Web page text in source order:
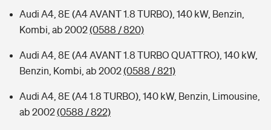
Audi A4, 8E (A4 AVANT 1.8 TURBO), 140 kW, Benzin,
Kombi, ab 2002(0588 / 820)
Audi A4, 8E (A4 AVANT 1.8 TURBO QUATTRO), 140 kW,
Benzin, Kombi, ab 2002(0588 / 821)
Audi A4, 8E (A4 1.8 TURBO), 140 kW, Benzin, Limousine,
ab 2002(0588 / 822)